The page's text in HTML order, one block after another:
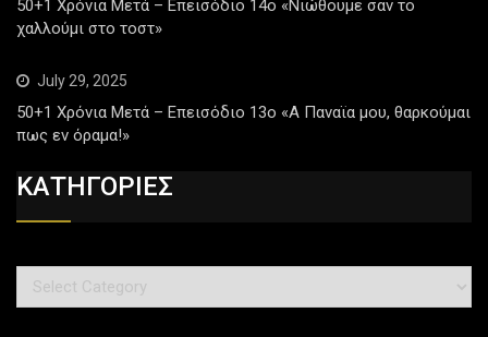
50+1 Χρόνια Μετά – Επεισόδιο 14ο «Νιώθουμε σαν το
χαλλούμι στο τοστ»
July 29, 2025
50+1 Χρόνια Μετά – Επεισόδιο 13ο «Α Παναϊα μου, θαρκούμαι
πως εν όραμα!»
ΚΑΤΗΓΟΡΙΕΣ